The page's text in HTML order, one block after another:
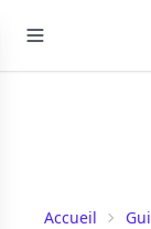
Accueil